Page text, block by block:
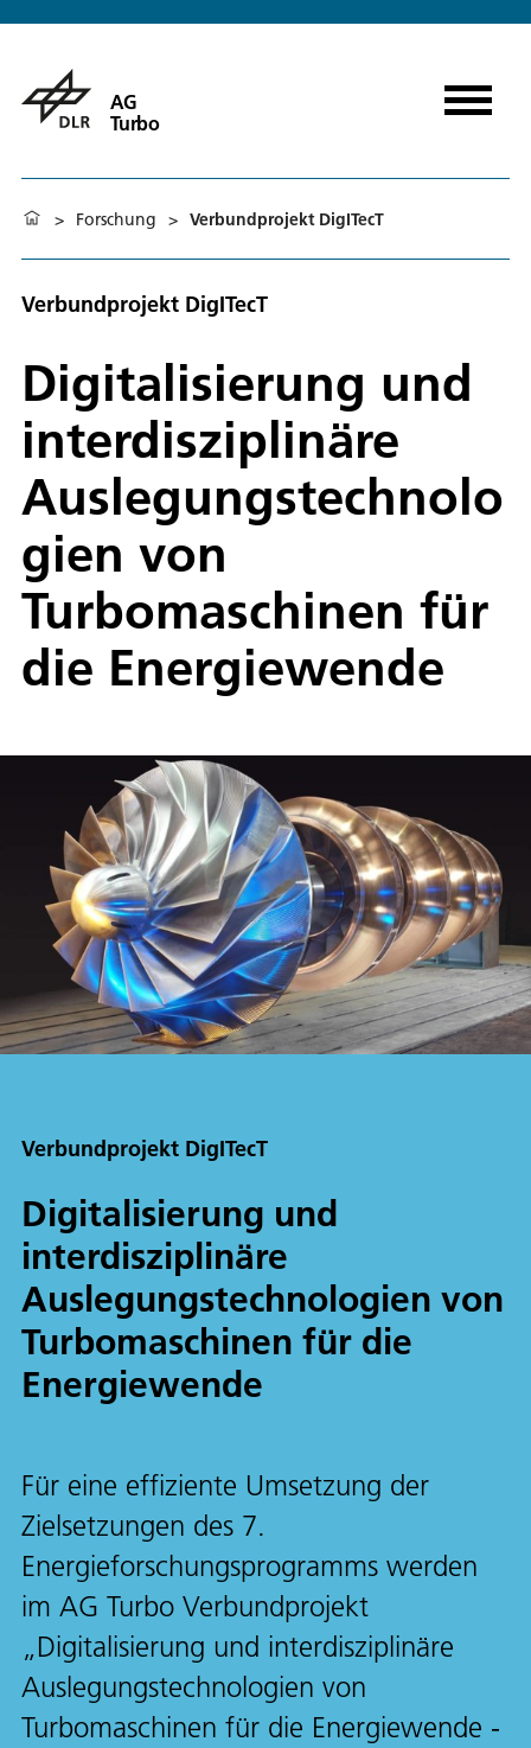
AG
Turbo
> Forschung > Verbundprojekt DigITecT
Verbundprojekt DigITecT
Digitalisierung und
interdisziplinäre
Auslegungstechnolo
gien von
Turbomaschinen für
die Energiewende
Verbundprojekt DigITecT
Digitalisierung und
interdisziplinäre
Auslegungstechnologien von
Turbomaschinen für die
Energiewende
Für eine effiziente Umsetzung der
Zielsetzungen des 7.
Energieforschungsprogramms werden
im AG Turbo Verbundprojekt
„Digitalisierung und interdisziplinäre
Auslegungstechnologien von
Turbomaschinen für die Energiewende -